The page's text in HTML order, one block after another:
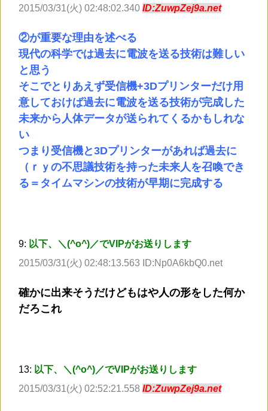
2015/03/31(火) 02:48:02.340 ID:ZuwpZej9a.net
②が重要な理由を述べる
現代の科学では過去に電波を送る技術は難しい
と思う
そこでとりあえず受信機+3Dプリンターだけ用
意しておけば過去に電波を送る技術が完成した
未来から人体データが送られてくるかもしれな
い
つまり受信機と3Dプリンターがあれば過去に
（ｒｙの不思議技術を持った未来人を召喚でき
る＝タイムマシンの技術が早期に完成する
9: 以下、＼(^o^)／でVIPがお送りします
2015/03/31(火) 02:48:13.563 ID:Np0A6kbQ0.net
確かに出来そうだけどもはや人の形をした何か
だろこれ
13: 以下、＼(^o^)／でVIPがお送りします
2015/03/31(火) 02:52:21.558 ID:ZuwpZej9a.net